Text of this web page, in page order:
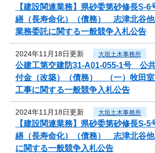
【建設関連業務】県砂委第砂修長S-
繕（長寿命化）（債務） 志津北谷
業務委託に関する一般競争入札公告
2024年11月18日更新 大垣土木事務所
公建工第交建防31-A01-055-1号 公
付金（改築）（債務） （一）牧田
工事に関する一般競争入札公告
2024年11月18日更新 大垣土木事務所
【建設関連業務】県砂委第砂修長S-
繕（長寿命化）（債務） 志津北谷
に関する一般競争入札公告